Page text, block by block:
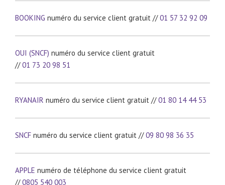
BOOKING numéro du service client gratuit //01 57 32 92 09
OUI (SNCF) numéro du service client gratuit
//01 73 20 98 51
RYANAIR numéro du service client gratuit //01 80 14 44 53
SNCF numéro du service client gratuit //09 80 98 36 35
APPLE numéro de téléphone du service client gratuit
//0805 540 003